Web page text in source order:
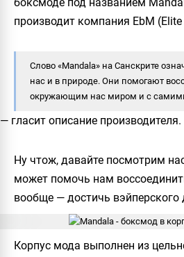
производит компания EbM
Слово «Mandala» на Санскрите
нас и в природе. Они помогают
окружающим нас миром и с
— гласит описание производителя.
Ну чтож, давайте посмотрим
может помочь нам
вообще — достичь вэйперского
Корпус мода выполнен из